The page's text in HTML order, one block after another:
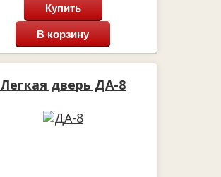
Купить
В корзину
Легкая дверь ДА-8